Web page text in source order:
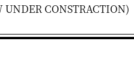
CONSTRACTION)